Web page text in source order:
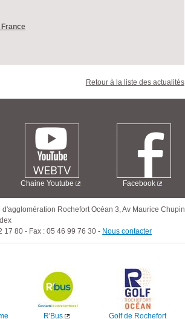
Retour à la liste des actualités
Chaine Youtube Facebook
d'agglomération Rochefort Océan 3, Av Maurice Chupin
17 80 - Fax :05 46 99 76 30 - Nous contacter
R'Bus Golf de Rochefort